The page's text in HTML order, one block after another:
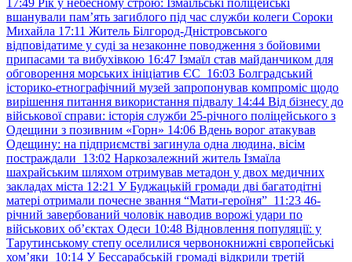
17:49 Рік у небесному строю: Ізмаїльські поліцейські
вшанували пам’ять загиблого під час служби колеги Сороки
Михайла 17:11 Житель Білгород-Дністровського
відповідатиме у суді за незаконне поводження з бойовими
припасами та вибухівкою 16:47 Ізмаїл став майданчиком для
обговорення морських ініціатив ЄС 16:03 Болградський
історико-етнографічний музей запропонував компроміс щодо
вирішення питання використання підвалу 14:44 Від бізнесу до
військової справи: історія служби 25-річного поліцейського з
Одещини з позивним «Горн» 14:06 Вдень ворог атакував
Одещину: на підприємстві загинула одна людина, вісім
постраждали 13:02 Наркозалежний житель Ізмаїла
шахрайським шляхом отримував метадон у двох медичних
закладах міста 12:21 У Буджацькій громади дві багатодітні
матері отримали почесне звання “Мати-героїня” 11:23 46-
річний завербований чоловік наводив ворожі удари по
військових обʼєктах Одеси 10:48 Відновлення популяції: у
Тарутинському степу оселилися червонокнижні європейські
хом’яки 10:14 У Бессарабській громаді відкрили третій